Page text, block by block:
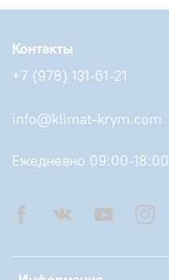
Контакты
+7 (978) 131-61-21
info@klimat-krym.com
Ежедневно 09:00-18:00